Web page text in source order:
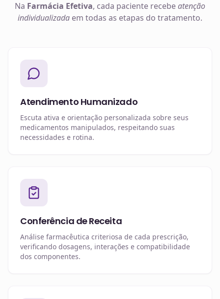
Na Farmácia Efetiva, cada paciente recebeatenção
individualizada em todas as etapas do tratamento.
Atendimento Humanizado
Escuta ativa e orientação personalizada sobre seus
medicamentos manipulados, respeitando suas
necessidades e rotina.
Conferência de Receita
Análise farmacêutica criteriosa de cada prescrição,
verificando dosagens, interações e compatibilidade
dos componentes.